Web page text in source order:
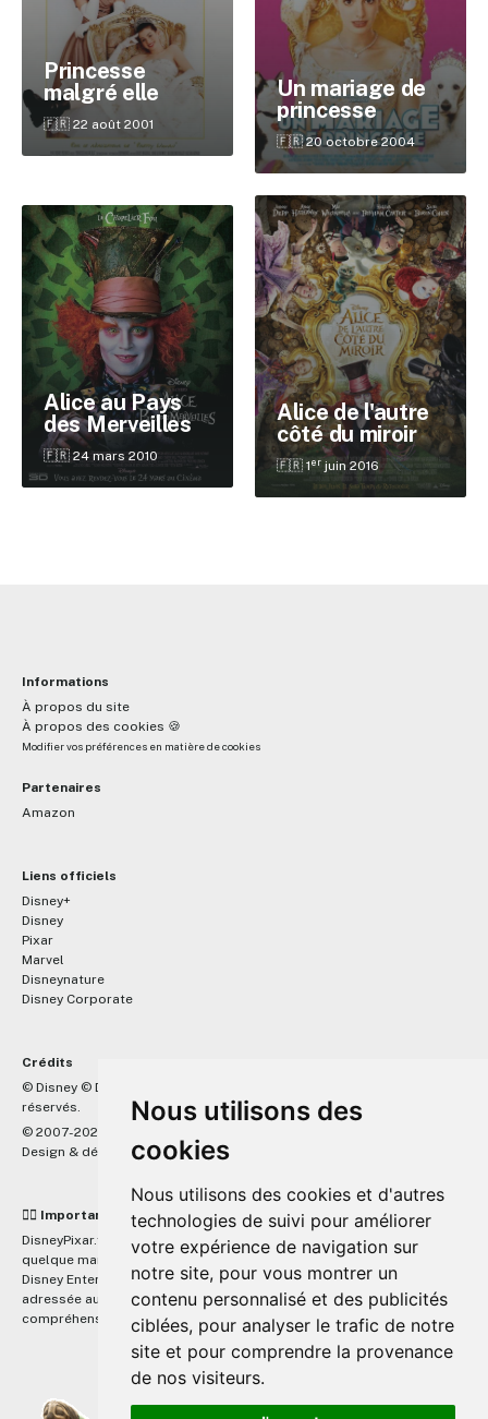
Nous utilisons des
cookies
Nous utilisons des cookies et d'autres
technologies de suivi pour améliorer
votre expérience de navigation sur
notre site, pour vous montrer un
contenu personnalisé et des publicités
ciblées, pour analyser le trafic de notre
site et pour comprendre la provenance
de nos visiteurs.
Princesse
malgré elle
🇫🇷 22 août 2001
Un mariage de
princesse
🇫🇷 20 octobre 2004
Alice au Pays
des Merveilles
🇫🇷 24 mars 2010
Alice de l'autre
côté du miroir
🇫🇷 1er juin 2016
Informations
À propos du site
À propos des cookies 🍪
Modifier vos préférences en matière de cookies
Partenaires
Amazon
Liens officiels
Disney+
Disney
Pixar
Marvel
Disneynature
Disney Corporate
Crédits
© Disney © Disney/Pixar © &
réservés.
© 2007-2026 DisneyPixar.fr
Design & développement : MonsieurPaul
☝🏼 Important
DisneyPixar.fr est un site indépendant et n'est en aucun cas lié de
quelque manière que ce soit avec The Walt Disney Company, Pixar,
Disney Enterprises, Inc ou leurs dérivés ou associés. Toute demande
adressée aux studios Disney ou Pixar sera ignorée. Merci de votre
compréhension.
✕